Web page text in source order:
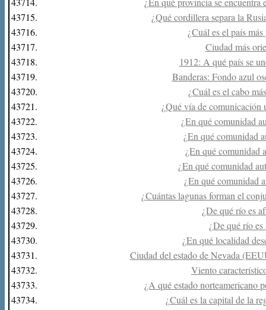
43715.
¿Qué cordillera separa la
43716.
¿Cuál es el país
43717.
Ciudad más
43718.
1912: A qué país se
43719.
Banderas: Fondo azul
43720.
¿Cuál es el cabo
43721.
¿Qué vía de comunicación
43722.
¿En qué comunidad
43723.
¿En qué comunidad
43724.
¿En qué comunidad
43725.
¿En qué comunidad
43726.
¿En qué comunidad
43727.
¿Cuántas lagunas forman el
43728.
¿De qué río es
43729.
¿De qué río
43730.
¿En qué localidad
43731.
Ciudad del estado de Nevada
43732.
Viento
43733.
¿A qué estado norteamericano
43734.
¿Cuál es la capital de la